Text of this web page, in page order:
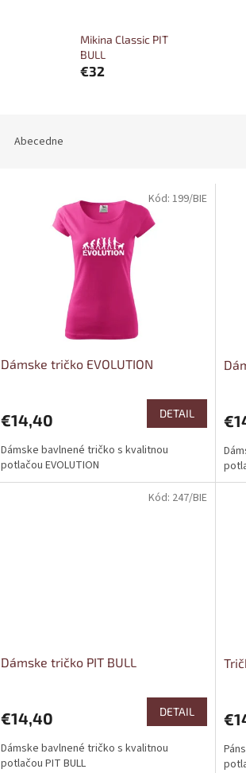
Mikina Classic PIT
BULL
€32
Abecedne
Dámske tričko EVOLUTION
€14,40 DETAIL
Dámske bavlnené tričko s kvalitnou
potlačou EVOLUTION
Kód: 199/BIE
Dámske tričko PIT BULL
€14,40 DETAIL
Dámske bavlnené tričko s kvalitnou
potlačou PIT BULL
Kód: 247/BIE